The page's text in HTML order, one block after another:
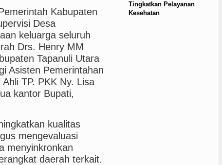
Kabupaten
Desa
keluarga seluruh
Drs. Henry MM
Tapanuli Utara
Asisten Pemerintahan
TP. PKK Ny. Lisa
kantor Bupati,
kualitas
mengevaluasi
menyinkronkan
daerah terkait.
Tingkatkan Pelayanan
Kesehatan